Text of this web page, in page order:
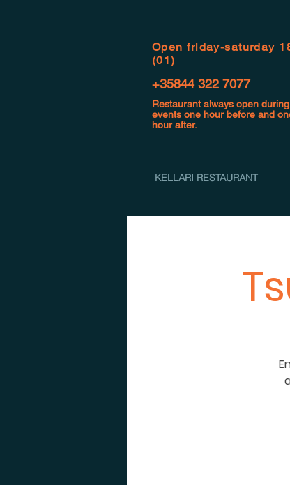
Open friday-saturday
(01)
+35844 322 7077
Restaurant always open during
events one hour before and
hour after.
KELLARI RESTAURANT